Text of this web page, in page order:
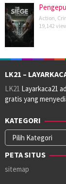
Action
19,142
LK21 –
LK21 Layarkaca21
gratis yang
KATEGORI
Kategori
PETA SITUS
sitemap